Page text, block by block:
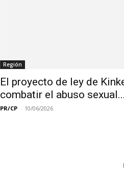
Región
El proyecto de ley de
combatir el abuso sexual...
PR/CP - 10/06/2026